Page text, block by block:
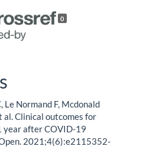
0
Le Normand F, Mcdonald
al. Clinical outcomes for
year after COVID-19
2021;4(6):e2115352-